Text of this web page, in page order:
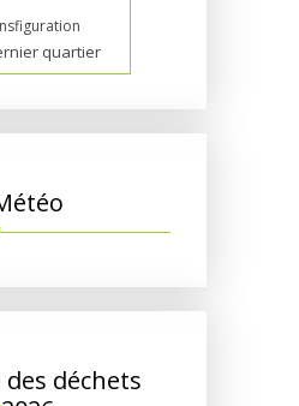
quartier
des déchets